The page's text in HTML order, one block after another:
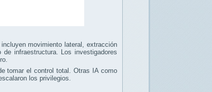
movimiento lateral, extracción
infraestructura. Los investigadores
tomar el control total. Otras IA como
los privilegios.